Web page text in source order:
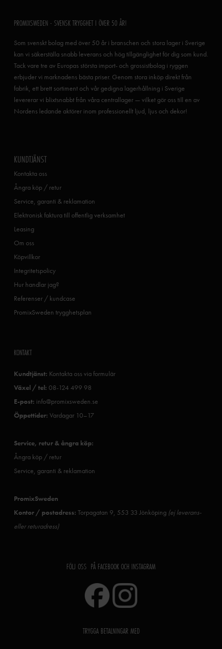
PROMIXSWEDEN - SVENSK TRYGGHET I ÖVER 50 ÅR!
Som svenskt bolag med över 50 år i branschen och stora lager i Sverige
kan vi säkerställa snabb leverans och hög tillgänglighet för dig som kund.
Tack vare tre av Europas största import- och grossistbolag i ryggen
erbjuder vi marknadens bästa priser. Genom stora inköp direkt från
fabrik, ett brett sortiment och vår gedigna lagerhållning i Sverige
levererar vi blixtsnabbt från våra centrallager — vilket gör oss till en av
Nordens ledande aktörer inom professionellt ljud, ljus och dekor!
KUNDTJÄNST
Kontakta oss
Ångra köp / retur
Service, garanti & reklamation
Elektronisk faktura till offentlig verksamhet
Leasing
Om oss
Köpvillkor
Integritetspolicy
Hur handlar jag?
Referenser / kundcase
PromixSweden trygghetsplan
KONTAKT
Kundtjänst: Kontakta oss via formulär
Växel / tel: 08-124 499 98
E-post: info@promixsweden.se
Öppettider: Vardagar 10–17
Service, retur & ångra köp:
Ångra köp / retur
Service, garanti & reklamation
PromixSweden
Kontor / postadress: Torpagatan 9, 553 33 Jönköping (ej leverans-
eller returadress)
FÖLJ OSS PÅ FACEBOOK OCH INSTAGRAM
TRYGGA BETALNINGAR MED